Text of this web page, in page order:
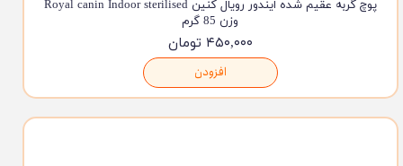
پوچ گربه عقیم شده ایندور رویال کنین Royal canin Indoor sterilised
وزن 85 گرم
۴۵۰,۰۰۰ تومان
افزودن